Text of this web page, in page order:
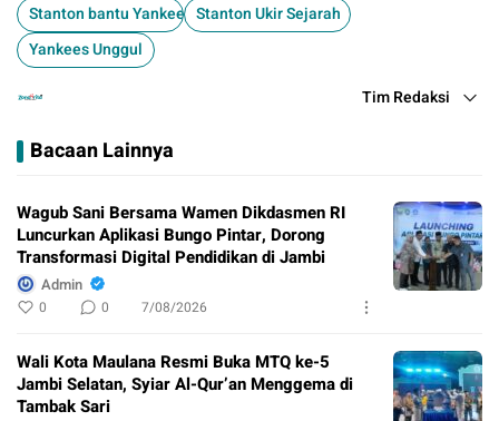
Stanton bantu Yankees tutup celah di AL East
Stanton Ukir Sejarah
Yankees Unggul
Tim Redaksi
Bacaan Lainnya
Wagub Sani Bersama Wamen Dikdasmen RI
Luncurkan Aplikasi Bungo Pintar, Dorong
Transformasi Digital Pendidikan di Jambi
Admin
0 0 7/08/2026
Wali Kota Maulana Resmi Buka MTQ ke-5
Jambi Selatan, Syiar Al-Qur’an Menggema di
Tambak Sari